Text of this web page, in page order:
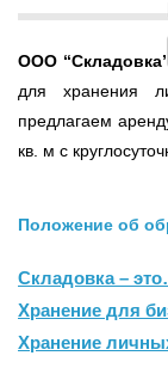
ООО “Складовка”
для хранения
предлагаем
кв. м с
Положение об
Складовка –
Хранение для
Хранение